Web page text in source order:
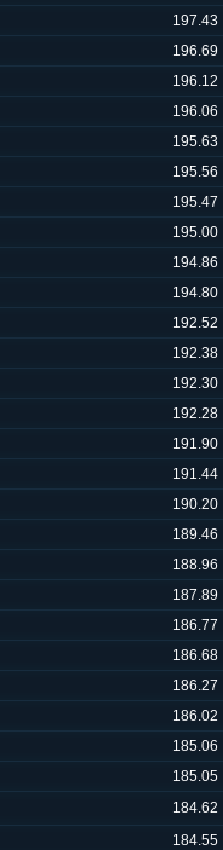
197.43
196.69
196.12
196.06
195.63
195.56
195.47
195.00
194.86
194.80
192.52
192.38
192.30
192.28
191.90
191.44
190.20
189.46
188.96
187.89
186.77
186.68
186.27
186.02
185.06
185.05
184.62
184.55